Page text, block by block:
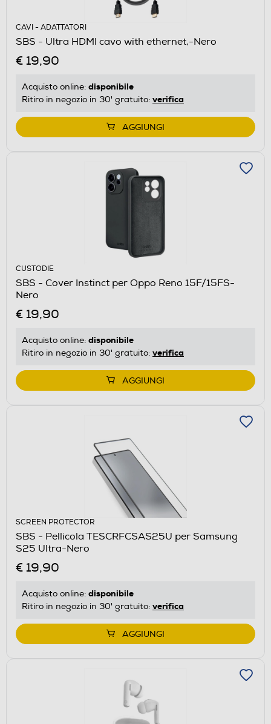
CAVI - ADATTATORI
SBS - Ultra HDMI cavo with ethernet,-Nero
€ 19,90
Acquisto online: disponibile
Ritiro in negozio in 30' gratuito: verifica
AGGIUNGI
CUSTODIE
SBS - Cover Instinct per Oppo Reno 15F/15FS-
Nero
€ 19,90
Acquisto online: disponibile
Ritiro in negozio in 30' gratuito: verifica
AGGIUNGI
SCREEN PROTECTOR
SBS - Pellicola TESCRFCSAS25U per Samsung
S25 Ultra-Nero
€ 19,90
Acquisto online: disponibile
Ritiro in negozio in 30' gratuito: verifica
AGGIUNGI